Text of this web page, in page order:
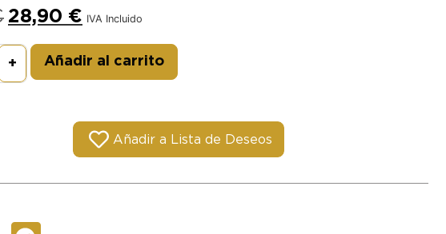
28,90 € IVA Incluido
+ Añadir al carrito
Añadir a Lista de Deseos